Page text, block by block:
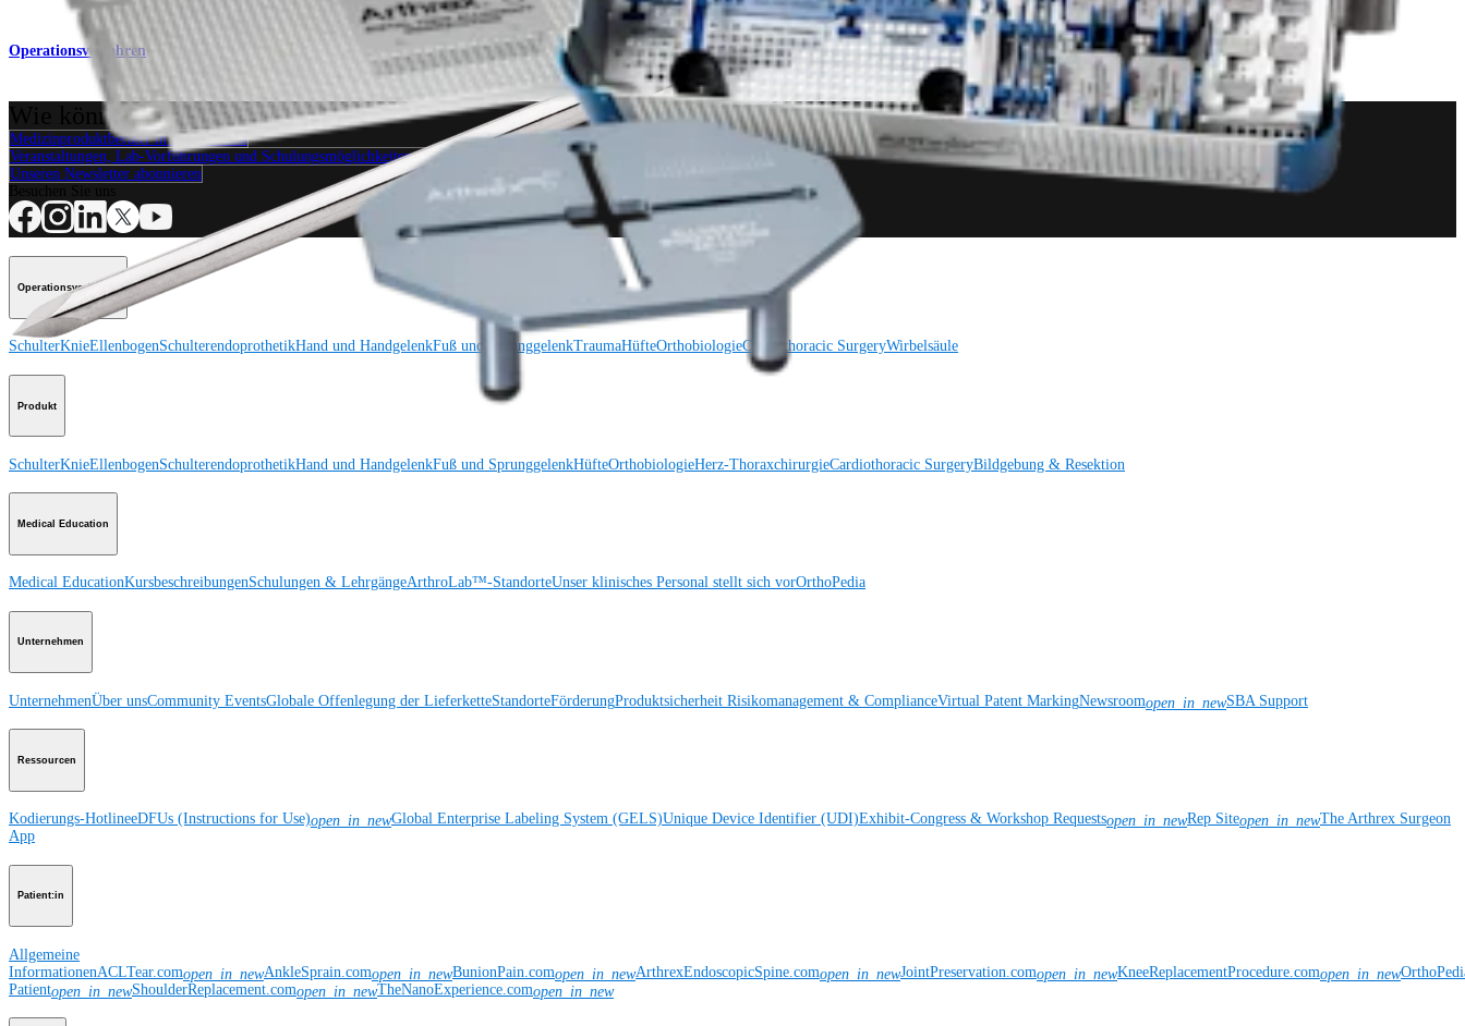
Operationsverfahren
Wie können wir Ihnen helfen?
Medizinproduktberater:in kontaktieren
Veranstaltungen, Lab-Vorführungen und Schulungsmöglichkeiten ansehen
Unseren Newsletter abonnieren
Operationsverfahren
SchulterKnieEllenbogenSchulterendoprothetikHand und HandgelenkFuß und SprunggelenkTraumaHüfteOrthobiologieCardiothoracic SurgeryWirbelsäule
Produkt
SchulterKnieEllenbogenSchulterendoprothetikHand und HandgelenkFuß und SprunggelenkHüfteOrthobiologieHerz-ThoraxchirurgieCardiothoracic SurgeryBildgebung & Resektion
Medical Education
Medical EducationKursbeschreibungenSchulungen & LehrgängeArthroLab™-StandorteUnser klinisches Personal stellt sich vorOrthoPedia
Unternehmen
UnternehmenÜber unsCommunity EventsGlobale Offenlegung der LieferketteStandorteFörderungProduktsicherheit Risikomanagement & ComplianceVirtual Patent MarkingNewsroomopen_in_newSBA Support
Ressourcen
Kodierungs-HotlineeDFUs (Instructions for Use)open_in_newGlobal Enterprise Labeling System (GELS)Unique Device Identifier (UDI)Exhibit-Congress & Workshop Requestsopen_in_newRep Siteopen_in_newThe Arthrex Surgeon
App
Patient:in
Allgemeine
InformationenACLTear.comopen_in_newAnkleSprain.comopen_in_newBunionPain.comopen_in_newArthrexEndoscopicSpine.comopen_in_newJointPreservation.comopen_in_newKneeReplacementProcedure.comopen_in_new
Patientopen_in_newShoulderReplacement.comopen_in_newTheNanoExperience.comopen_in_new